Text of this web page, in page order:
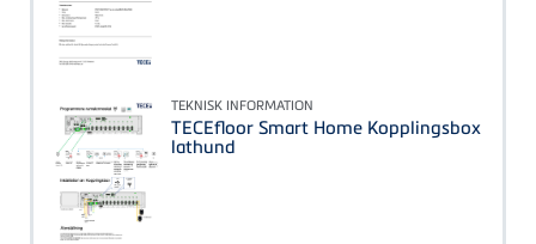
TEKNISK INFORMATION
TECEfloor Smart Home Kopplingsbox
lathund